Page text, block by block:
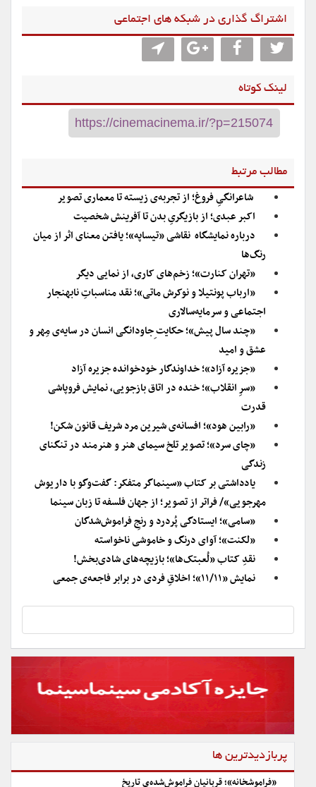
اشتراگ گذاری در شبکه های اجتماعی
لینک کوتاه
مطالب مرتبط
شاعرانگیِ فروغ؛ از تجربه‌ی زیسته تا معماری تصویر
اکبر عبدی؛ از بازیگریِ بدن تا آفرینش شخصیت
درباره نمایشگاه نقاشی «تیساپه»؛ یافتن معنای اثر از میان
رنگ‌ها
«تهران کنارت»؛ زخم‌های کاری، از نمایی دیگر
«ارباب پونتیلا و نوکرش ماتی»؛ نقد مناسباتِ نابهنجار
اجتماعی و سرمایه‌سالاری
«چند سال پیش»؛ حکایت ِجاودانگی انسان در سایه‌ی مِهر و
عشق و امید
«جزیره‌ آزاد»؛ خداوندگار خودخوانده‌ جزیره آزاد
«سرِ انقلاب»؛ خنده در اتاق بازجویی، نمایش فروپاشی
قدرت
«رابین هود»؛ افسانه‌ی شیرین مرد شریف قانون شکن!
«چای سرد»؛ تصویر تلخ سیمای هنر و هنرمند در تنگنای
زندگی
یادداشتی بر کتاب «سینماگر متفکر: گفت‌وگو با داریوش
مهرجویی»/ فراتر از تصویر؛ از جهان فلسفه تا زبان سینما
«سامی»؛ ایستادگی پُردرد و رنجِ فراموش‌شدگان
«لکنت»؛ آوای درنگ و خاموشی ناخواسته
نقدِ کتاب «لُعبتک‌ها»؛ بازیچه‌های شادی‌بخش!
نمایش «۱۱/۱۱»؛ اخلاقِ فردی در برابر فاجعه‌ی جمعی
پربازدیدترین ها
«فراموشخانه»؛ قربانیان فراموش‌شده‌ی تاریخ